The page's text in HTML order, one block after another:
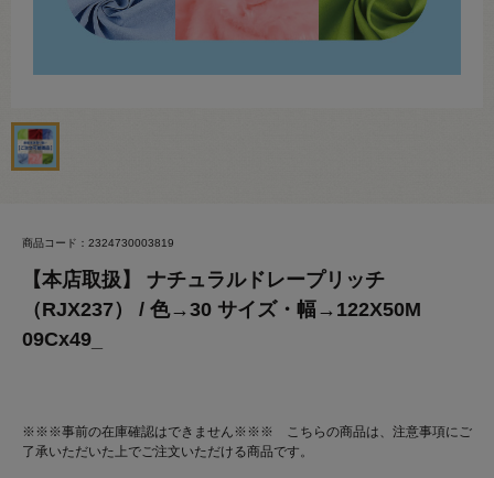
商品コード：2324730003819
【本店取扱】 ナチュラルドレープリッチ
（RJX237） / 色→30 サイズ・幅→122X50M
09Cx49_
※※※事前の在庫確認はできません※※※ こちらの商品は、注意事項にご
了承いただいた上でご注文いただける商品です。